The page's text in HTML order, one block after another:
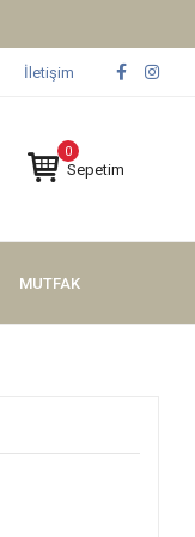
İletişim
0
Sepetim
MUTFAK